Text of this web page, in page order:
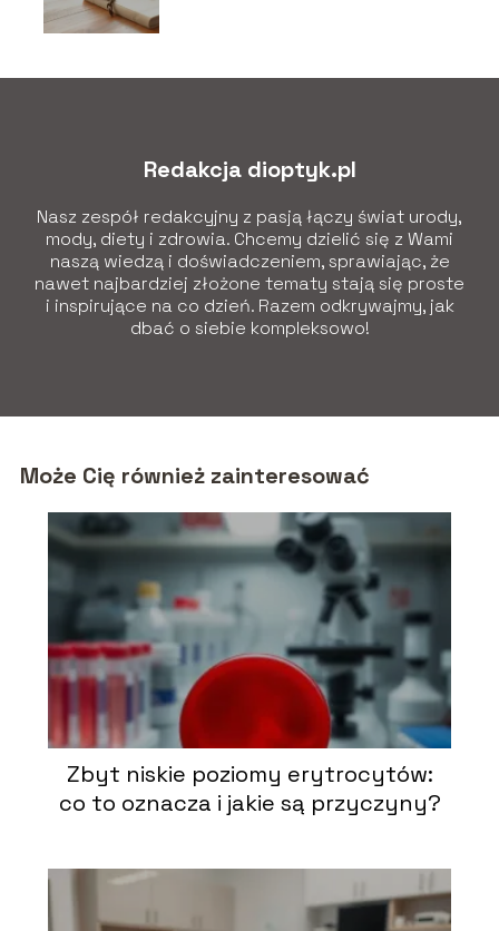
Redakcja dioptyk.pl
Nasz zespół redakcyjny z pasją łączy świat urody,
mody, diety i zdrowia. Chcemy dzielić się z Wami
naszą wiedzą i doświadczeniem, sprawiając, że
nawet najbardziej złożone tematy stają się proste
i inspirujące na co dzień. Razem odkrywajmy, jak
dbać o siebie kompleksowo!
Może Cię również zainteresować
Zbyt niskie poziomy erytrocytów:
co to oznacza i jakie są przyczyny?